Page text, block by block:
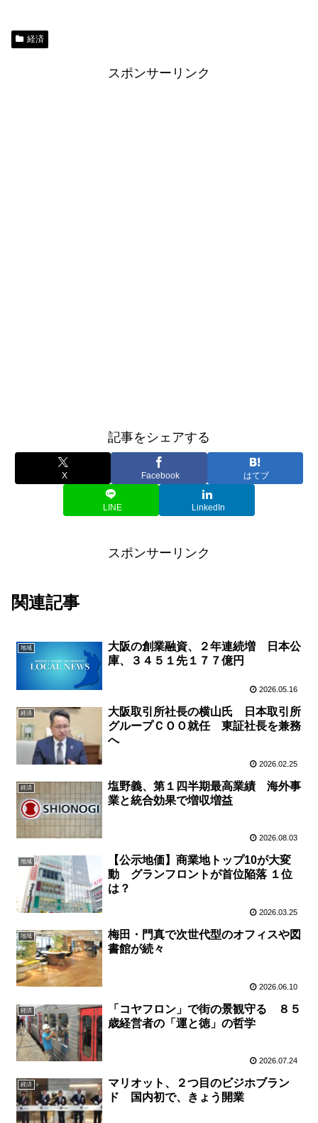
経済
スポンサーリンク
記事をシェアする
X Facebook はてブ
LINE LinkedIn
スポンサーリンク
関連記事
地域
大阪の創業融資、２年連続増 日本公
庫、３４５１先１７７億円
2026.05.16
経済
大阪取引所社長の横山氏 日本取引所
グループＣＯＯ就任 東証社長を兼務
へ
2026.02.25
経済
塩野義、第１四半期最高業績 海外事
業と統合効果で増収増益
2026.08.03
地域
【公示地価】商業地トップ10が大変
動 グランフロントが首位陥落 １位
は？
2026.03.25
地域
梅田・門真で次世代型のオフィスや図
書館が続々
2026.06.10
経済
「コヤフロン」で街の景観守る ８５
歳経営者の「運と徳」の哲学
2026.07.24
経済
マリオット、２つ目のビジホブラン
ド 国内初で、きょう開業